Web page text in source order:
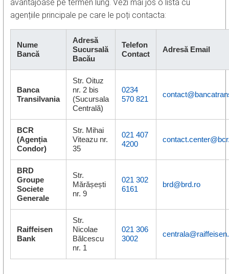
avantajoase pe termen lung. Vezi mai jos o listă cu
agențiile principale pe care le poți contacta:
Nume
Bancă
Adresă
Sucursală
Bacău
Telefon
Contact
Adresă Email
Banca
Transilvania
Str. Oituz
nr. 2 bis
(Sucursala
Centrală)
0234
570 821
BCR
(Agenția
Condor)
Str. Mihai
Viteazu nr.
35
021 407
4200
BRD
Groupe
Societe
Generale
Str.
Mărășești
nr. 9
021 302
6161
brd@brd.ro
Raiffeisen
Bank
Str.
Nicolae
Bălcescu
nr. 1
021 306
3002